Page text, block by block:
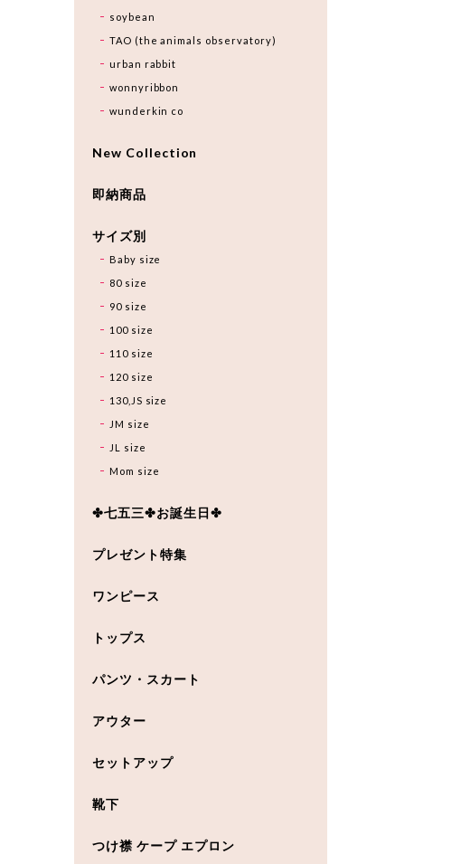
soybean
TAO (the animals observatory)
urban rabbit
wonnyribbon
wunderkin co
New Collection
即納商品
サイズ別
Baby size
80 size
90 size
100 size
110 size
120 size
130,JS size
JM size
JL size
Mom size
✤七五三✤お誕生日✤
プレゼント特集
ワンピース
トップス
パンツ・スカート
アウター
セットアップ
靴下
つけ襟 ケープ エプロン